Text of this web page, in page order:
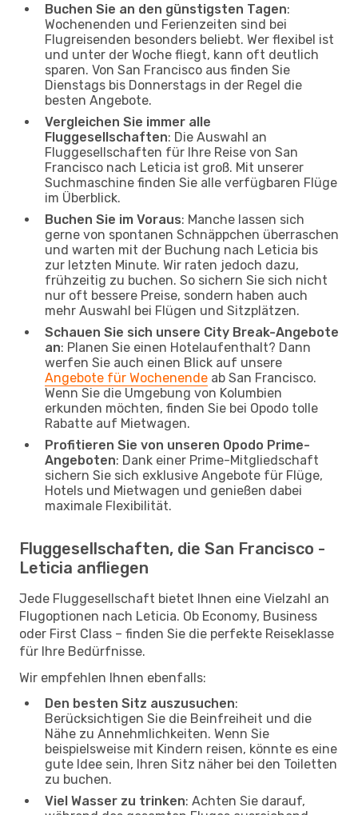
Buchen Sie an den günstigsten Tagen:
Wochenenden und Ferienzeiten sind bei
Flugreisenden besonders beliebt. Wer flexibel ist
und unter der Woche fliegt, kann oft deutlich
sparen. Von San Francisco aus finden Sie
Dienstags bis Donnerstags in der Regel die
besten Angebote.
Vergleichen Sie immer alle
Fluggesellschaften: Die Auswahl an
Fluggesellschaften für Ihre Reise von San
Francisco nach Leticia ist groß. Mit unserer
Suchmaschine finden Sie alle verfügbaren Flüge
im Überblick.
Buchen Sie im Voraus: Manche lassen sich
gerne von spontanen Schnäppchen überraschen
und warten mit der Buchung nach Leticia bis
zur letzten Minute. Wir raten jedoch dazu,
frühzeitig zu buchen. So sichern Sie sich nicht
nur oft bessere Preise, sondern haben auch
mehr Auswahl bei Flügen und Sitzplätzen.
Schauen Sie sich unsere City Break-Angebote
an: Planen Sie einen Hotelaufenthalt? Dann
werfen Sie auch einen Blick auf unsere
Angebote für Wochenende ab San Francisco.
Wenn Sie die Umgebung von Kolumbien
erkunden möchten, finden Sie bei Opodo tolle
Rabatte auf Mietwagen.
Profitieren Sie von unseren Opodo Prime-
Angeboten: Dank einer Prime-Mitgliedschaft
sichern Sie sich exklusive Angebote für Flüge,
Hotels und Mietwagen und genießen dabei
maximale Flexibilität.
Fluggesellschaften, die San Francisco -
Leticia anfliegen
Jede Fluggesellschaft bietet Ihnen eine Vielzahl an
Flugoptionen nach Leticia. Ob Economy, Business
oder First Class – finden Sie die perfekte Reiseklasse
für Ihre Bedürfnisse.
Wir empfehlen Ihnen ebenfalls:
Den besten Sitz auszusuchen:
Berücksichtigen Sie die Beinfreiheit und die
Nähe zu Annehmlichkeiten. Wenn Sie
beispielsweise mit Kindern reisen, könnte es eine
gute Idee sein, Ihren Sitz näher bei den Toiletten
zu buchen.
Viel Wasser zu trinken: Achten Sie darauf,